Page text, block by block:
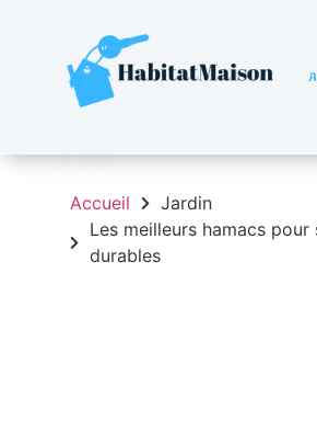
Accueil
Jardin
Les meilleurs hamacs
durables